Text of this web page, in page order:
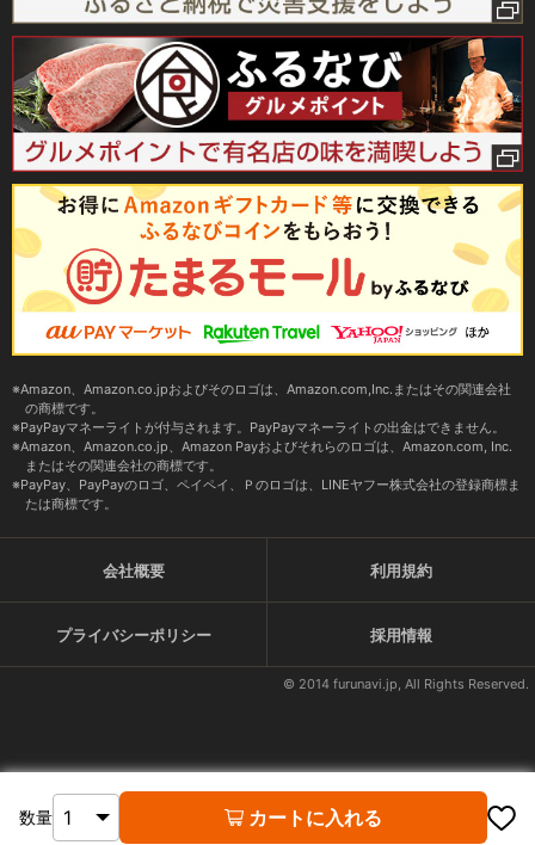
数量 カートに入れる
Amazon、Amazon.co.jpおよびそのロゴは、Amazon.com,Inc.またはその関連会社
の商標です。
PayPayマネーライトが付与されます。PayPayマネーライトの出金はできません。
Amazon、Amazon.co.jp、Amazon Payおよびそれらのロゴは、Amazon.com, Inc.
またはその関連会社の商標です。
PayPay、PayPayのロゴ、ペイペイ、Ｐのロゴは、LINEヤフー株式会社の登録商標ま
たは商標です。
会社概要 利用規約
プライバシーポリシー 採用情報
© 2014 furunavi.jp, All Rights Reserved.